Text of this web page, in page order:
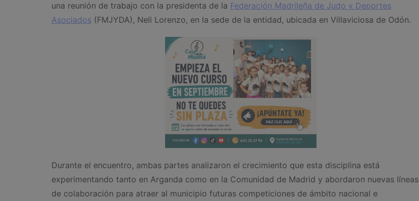
una reunión de trabajo con la presidenta de la Federación Madrileña de Judo y Deportes
Asociados (FMJYDA), Neli Lorenzo, en la sede de la entidad, ubicada en Villaviciosa de Odón.
Durante el encuentro, ambas partes analizaron el crecimiento que esta disciplina está
experimentando tanto en Arganda como en la Comunidad de Madrid y abordaron nuevas líneas
de colaboración para atraer al municipio futuras competiciones de ámbito nacional e